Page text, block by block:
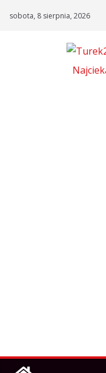
sobota, 8 sierpnia, 2026